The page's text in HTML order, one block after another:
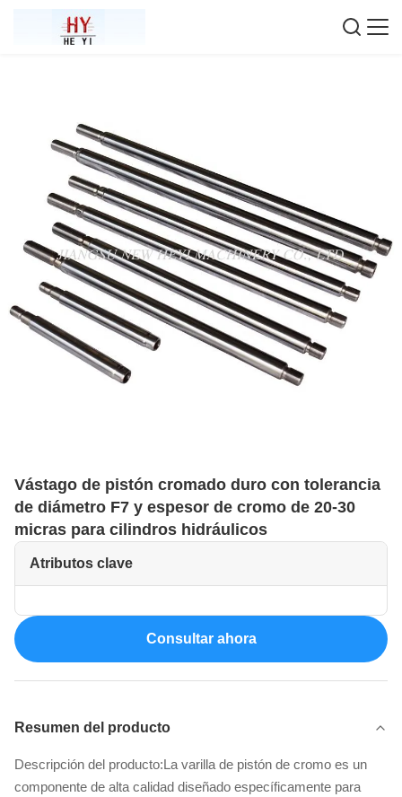
Vástago de pistón cromado duro con tolerancia
de diámetro F7 y espesor de cromo de 20-30
micras para cilindros hidráulicos
Atributos clave
Consultar ahora
Resumen del producto
Descripción del producto:La varilla de pistón de cromo es un
componente de alta calidad diseñado específicamente para